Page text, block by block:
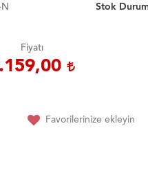
Stok
Fiyatı
Favorilerinize ekleyin